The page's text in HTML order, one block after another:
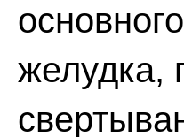
желудка,